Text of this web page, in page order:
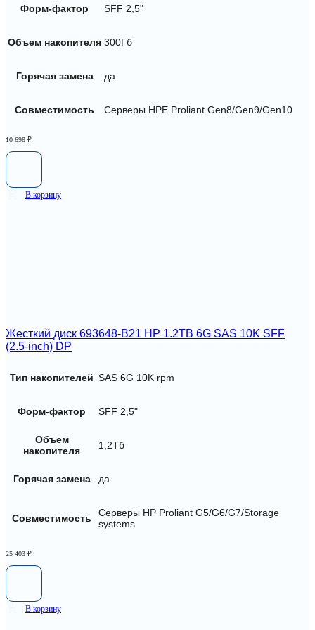
Форм-фактор SFF 2,5"
Объем накопителя 300Гб
Горячая замена да
Совместимость Серверы HPE Proliant Gen8/Gen9/Gen10
10 698 ₽
В корзину
Жесткий диск 693648-B21 HP 1.2TB 6G SAS 10K SFF
(2.5-inch) DP
Тип накопителей SAS 6G 10K rpm
Форм-фактор SFF 2,5"
Объем
накопителя
1,2Тб
Горячая замена да
Совместимость
Серверы HP Proliant G5/G6/G7/Storage
systems
25 403 ₽
В корзину